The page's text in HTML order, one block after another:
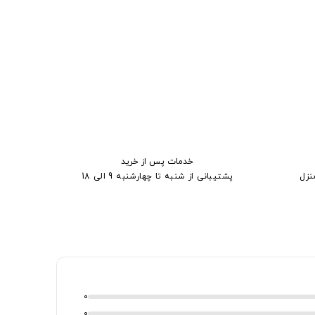
خدمات پس از خرید
پشتیبانی از شنبه تا چهارشنبه 9 الی 18
0